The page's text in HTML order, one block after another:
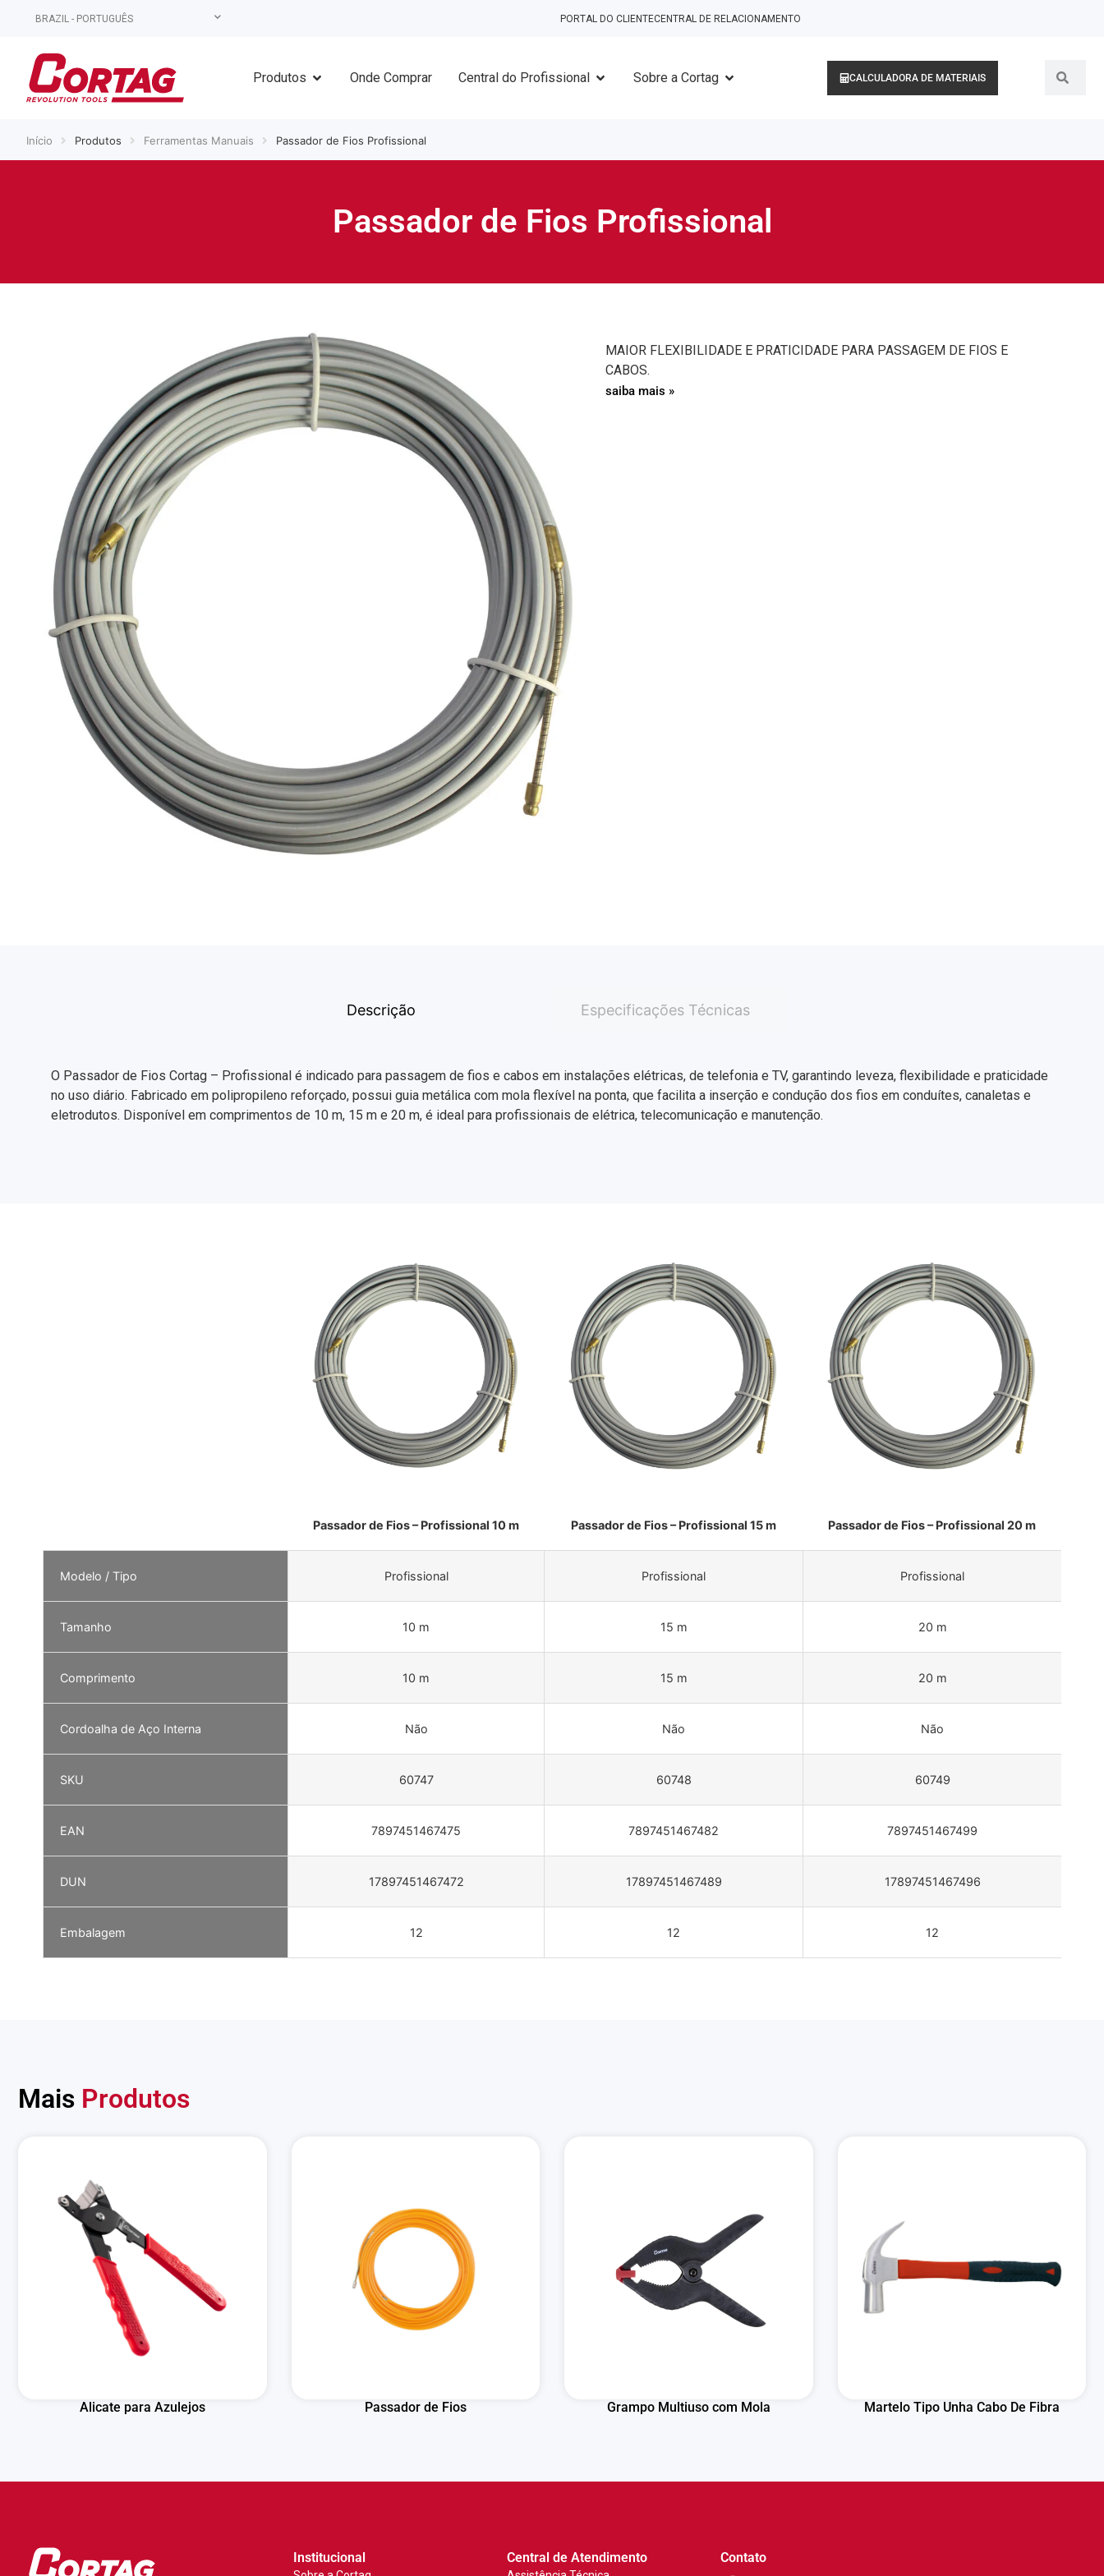
BRAZIL - PORTUGUÊS PORTAL DO CLIENTECENTRAL DE RELACIONAMENTO
Produtos Onde Comprar Central do Profissional Sobre a Cortag CALCULADORA DE MATERIAIS
Início Produtos Ferramentas Manuais Passador de Fios Profissional
Passador de Fios Profissional
MAIOR FLEXIBILIDADE E PRATICIDADE PARA PASSAGEM DE FIOS E
CABOS.
saiba mais »
Descrição Especificações Técnicas
O Passador de Fios Cortag – Profissional é indicado para passagem de fios e cabos em instalações elétricas, de telefonia e TV, garantindo leveza, flexibilidade e praticidade
no uso diário. Fabricado em polipropileno reforçado, possui guia metálica com mola flexível na ponta, que facilita a inserção e condução dos fios em conduítes, canaletas e
eletrodutos. Disponível em comprimentos de 10 m, 15 m e 20 m, é ideal para profissionais de elétrica, telecomunicação e manutenção.
Passador de Fios – Profissional 10 m Passador de Fios – Profissional 15 m Passador de Fios – Profissional 20 m
Modelo / Tipo Profissional Profissional Profissional
Tamanho 10 m 15 m 20 m
Comprimento 10 m 15 m 20 m
Cordoalha de Aço Interna Não Não Não
SKU 60747 60748 60749
EAN 7897451467475 7897451467482 7897451467499
DUN 17897451467472 17897451467489 17897451467496
Embalagem 12 12 12
Mais Produtos
Alicate para Azulejos Passador de Fios Grampo Multiuso com Mola Martelo Tipo Unha Cabo De Fibra
Institucional Central de Atendimento Contato